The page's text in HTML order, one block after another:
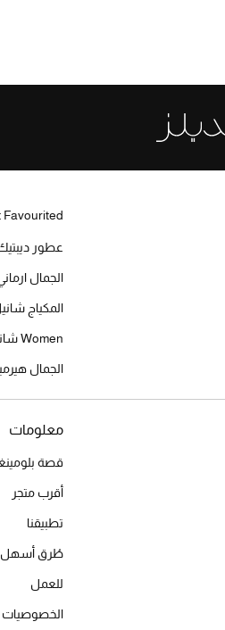
Favourited
عطور
الجمال
المكياج
Women شانيل
الجمال
معلومات
قصة
أقرب متجر
تطبيقنا
طُرق أسهل
للعمل
الخصوصيات